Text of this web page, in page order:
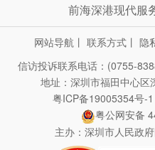
前海深港现代服
网站导航 丨 联系方式 丨 隐
信访投诉联系电话：(0755-
地址：深圳市福田中心区
粤ICP备19005354号-1
粤公网安备
主办：深圳市人民政